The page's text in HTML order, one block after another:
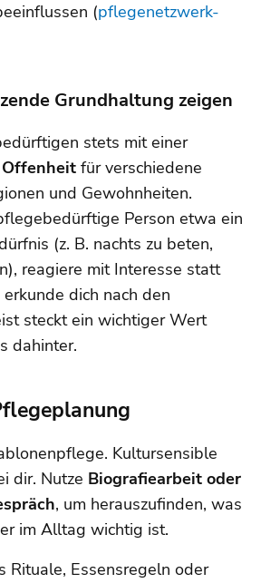
(pflegenetzwerk-
Grundhaltung zeigen
stets mit einer
für verschiedene
und Gewohnheiten.
Person etwa ein
(z. B. nachts zu beten,
reagiere mit Interesse statt
dich nach den
steckt ein wichtiger Wert
dahinter.
Kultursensible
dir. Nutze Biografiearbeit oder
, um herauszufinden, was
im Alltag wichtig ist.
Rituale, Essensregeln oder